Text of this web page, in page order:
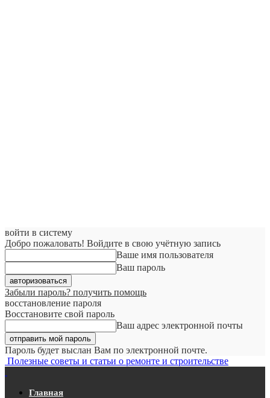
войти в систему
Добро пожаловать! Войдите в свою учётную запись
Ваше имя пользователя
Ваш пароль
Забыли пароль? получить помощь
восстановление пароля
Восстановите свой пароль
Ваш адрес электронной почты
Пароль будет выслан Вам по электронной почте.
Полезные советы и статьи о ремонте и строительстве
Главная